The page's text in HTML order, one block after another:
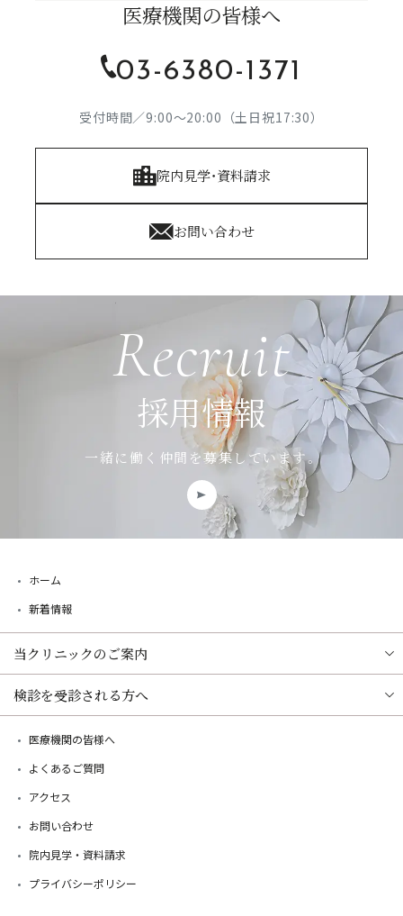
医療機関の皆様へ
03-6380-1371
受付時間／9:00～20:00（土日祝17:30）
院内見学・資料請求
お問い合わせ
Recruit
採用情報
一緒に働く仲間を募集しています。
ホーム
新着情報
当クリニックのご案内
検診を受診される方へ
医療機関の皆様へ
よくあるご質問
アクセス
お問い合わせ
院内見学・資料請求
プライバシーポリシー